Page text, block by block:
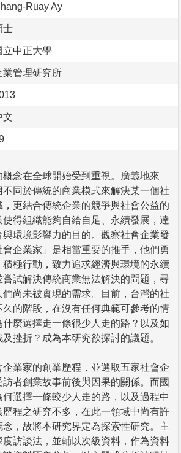
Ruay Ay
士
立中正大學
業管理研究所
文
念在全球開始受到重視。廣義地來
同於傳統的商業模式來解決某一個社
更結合傳統企業的競爭與社會公益的
得組織能夠自給自足、永續發展，達
環境影響力的目的。觀察社會企業發
企業家」是相當重要的推手，他們勇
極行動，致力追求經濟與環境的永續
試解決傳統商業無法解決的問題，尋
尚未被實現的需求。目前，台灣的社
的階段，在沒有任何典範可參考的情
麼選擇走一條很少人走的路？以及如
挫折？成為本研究欲探討的議題。
業家的創業歷程，並選取五家社會企
者創業故事前後與因果的關係。而國
選擇一條較少人走的路，以及過程中
歷程之研究不多，在此一領域中尚有許
，故將本研究界定為探索性研究。主
訪談法，並輔以次級資料，作為資料